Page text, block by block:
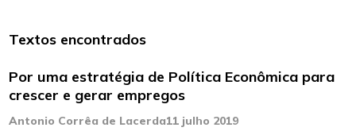
Textos encontrados
Por uma estratégia de Política Econômica para
crescer e gerar empregos
Antonio Corrêa de Lacerda11 julho 2019